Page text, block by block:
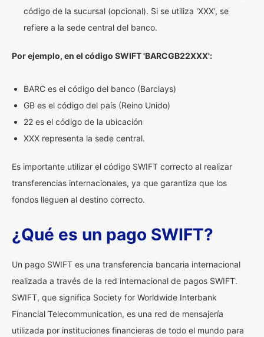
código de la sucursal (opcional). Si se utiliza 'XXX', se
refiere a la sede central del banco.
Por ejemplo, en el código SWIFT 'BARCGB22XXX':
BARC es el código del banco (Barclays)
GB es el código del país (Reino Unido)
22 es el código de la ubicación
XXX representa la sede central.
Es importante utilizar el código SWIFT correcto al realizar
transferencias internacionales, ya que garantiza que los
fondos lleguen al destino correcto.
¿Qué es un pago SWIFT?
Un pago SWIFT es una transferencia bancaria internacional
realizada a través de la red internacional de pagos SWIFT.
SWIFT, que significa Society for Worldwide Interbank
Financial Telecommunication, es una red de mensajería
utilizada por instituciones financieras de todo el mundo para